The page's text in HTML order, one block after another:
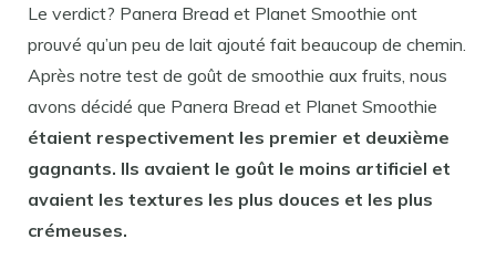
Le verdict? Panera Bread et Planet Smoothie ont
prouvé qu’un peu de lait ajouté fait beaucoup de chemin.
Après notre test de goût de smoothie aux fruits, nous
avons décidé que Panera Bread et Planet Smoothie
étaient respectivement les premier et deuxième
gagnants. Ils avaient le goût le moins artificiel et
avaient les textures les plus douces et les plus
crémeuses.